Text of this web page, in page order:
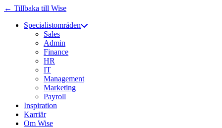
← Tillbaka till Wise
Specialistområden
Sales
Admin
Finance
HR
IT
Management
Marketing
Payroll
Inspiration
Karriär
Om Wise